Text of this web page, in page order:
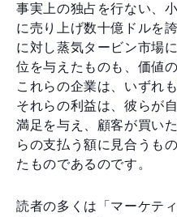
事実上の独占を行ない、
に売り上げ数十億ドルを
に対し蒸気タービン市場
位を与えたものも、価値
これらの企業は、いずれ
それらの利益は、彼らが
満足を与え、顧客が買い
らの支払う額に見合うも
たものであるのです。
読者の多くは「マーケテ